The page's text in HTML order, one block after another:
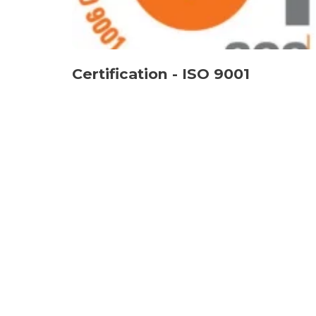
Certification - ISO 9001